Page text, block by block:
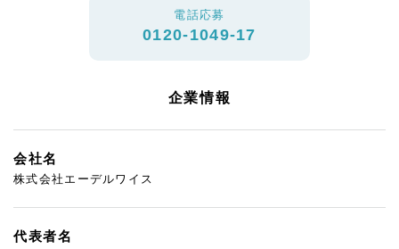
電話応募
0120-1049-17
企業情報
会社名
株式会社エーデルワイス
代表者名